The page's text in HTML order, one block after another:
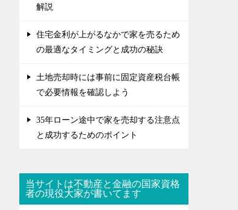
解説
住宅金利が上がるなかで家を売るため
の最適なタイミングと成功の秘訣
土地売却時には事前に固定資産税台帳
で必要情報を確認しよう
35年ローン途中で家を売却する注意点
と成功するためのポイント
当サイトは不動産と金融の国家資格
者の現役大家が書いてます